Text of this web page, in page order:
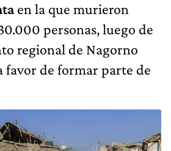
en la que murieron
personas, luego de
regional de Nagorno
favor de formar parte de